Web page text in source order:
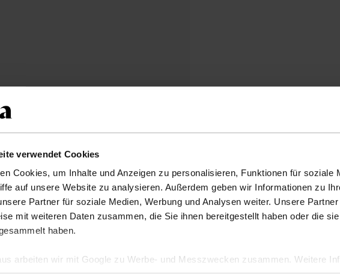
verwendet Cookies
Cookies, um Inhalte und Anzeigen zu personalisieren, Funktionen für soziale
auf unsere Website zu analysieren. Außerdem geben wir Informationen zu
Partner für soziale Medien, Werbung und Analysen weiter. Unsere
mit weiteren Daten zusammen, die Sie ihnen bereitgestellt haben oder die
haben.
arbeiten wir mit Google zu Werbe- und Messzwecken zusammen. Weitere
Daten verwendet, finden Sie auf derSeite zur